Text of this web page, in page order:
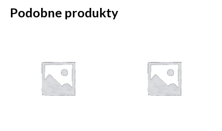
Podobne produkty